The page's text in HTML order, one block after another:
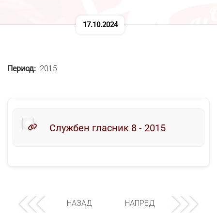
17.10.2024
Период 2015
Службен гласник 8 - 2015
НАЗАД НАПРЕД